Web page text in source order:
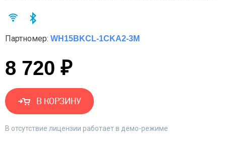
Партномер: WH15BKCL-1CKA2-3M
8 720 ₽
В КОРЗИНУ
В отсутствие лицензии работает в демо-режиме